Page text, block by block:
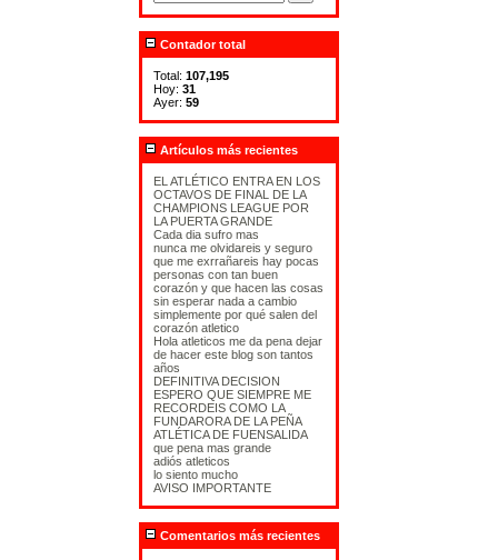
Contador total
Total: 107,195
Hoy: 31
Ayer: 59
Artículos más recientes
EL ATLÉTICO ENTRA EN LOS
OCTAVOS DE FINAL DE LA
CHAMPIONS LEAGUE POR
LA PUERTA GRANDE
Cada dia sufro mas
nunca me olvidareis y seguro
que me exrrañareis hay pocas
personas con tan buen
corazón y que hacen las cosas
sin esperar nada a cambio
simplemente por qué salen del
corazón atletico
Hola atleticos me da pena dejar
de hacer este blog son tantos
años
DEFINITIVA DECISION
ESPERO QUE SIEMPRE ME
RECORDEIS COMO LA
FUNDARORA DE LA PEÑA
ATLÉTICA DE FUENSALIDA
que pena mas grande
adiós atleticos
lo siento mucho
AVISO IMPORTANTE
Comentarios más recientes